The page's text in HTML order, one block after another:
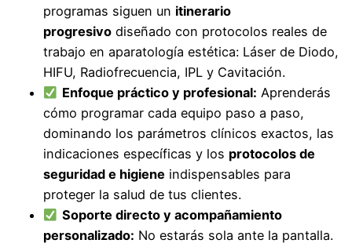
programas siguen un itinerario
progresivo diseñado con protocolos reales de
trabajo en aparatología estética: Láser de Diodo,
HIFU, Radiofrecuencia, IPL y Cavitación.
Enfoque práctico y profesional: Aprenderás
cómo programar cada equipo paso a paso,
dominando los parámetros clínicos exactos, las
indicaciones específicas y los protocolos de
seguridad e higiene indispensables para
proteger la salud de tus clientes.
Soporte directo y acompañamiento
personalizado: No estarás sola ante la pantalla.